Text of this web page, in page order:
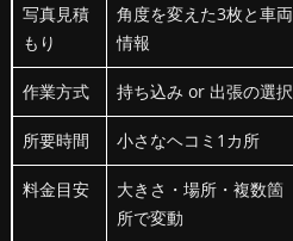
写真見積
もり
角度を変えた3枚と車両
情報
作業方式 持ち込み or 出張の選択
所要時間 小さなヘコミ1カ所
料金目安
大きさ・場所・複数箇
所で変動